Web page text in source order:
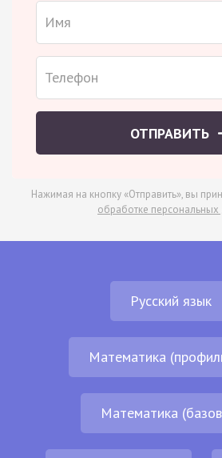
ОТПРАВИТЬ
Нажимая на кнопку «Отправить», вы
обработке
Русский язык
Математика
Математика